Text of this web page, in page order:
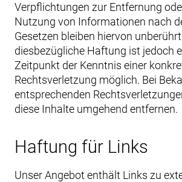
Verpflichtungen zur Entfernung
Nutzung von Informationen nach
Gesetzen bleiben hiervon
diesbezügliche Haftung ist jedoch
Zeitpunkt der Kenntnis einer
Rechtsverletzung möglich. Bei
entsprechenden
diese Inhalte umgehend entfernen.
Haftung für Links
Unser Angebot enthält Links zu